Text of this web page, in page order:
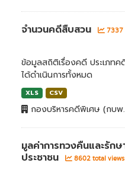
จำนวนคดีสืบสวน 7337
ข้อมูลสถิติเรื่องคดี ประเภท
ได้ดำเนินการทั้งหมด
XLS CSV
กองบริหารคดีพิเศษ (กบพ
มูลค่าการทวงคืนและรัก
ประชาชน
8602 total views